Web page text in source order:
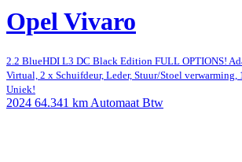
Opel Vivaro
2.2 BlueHDI L3 DC Black Edition FULL OPTIONS!
Virtual, 2 x Schuifdeur, Leder, Stuur/Stoel verwarming,
Uniek!
2024 64.341 km Automaat Btw